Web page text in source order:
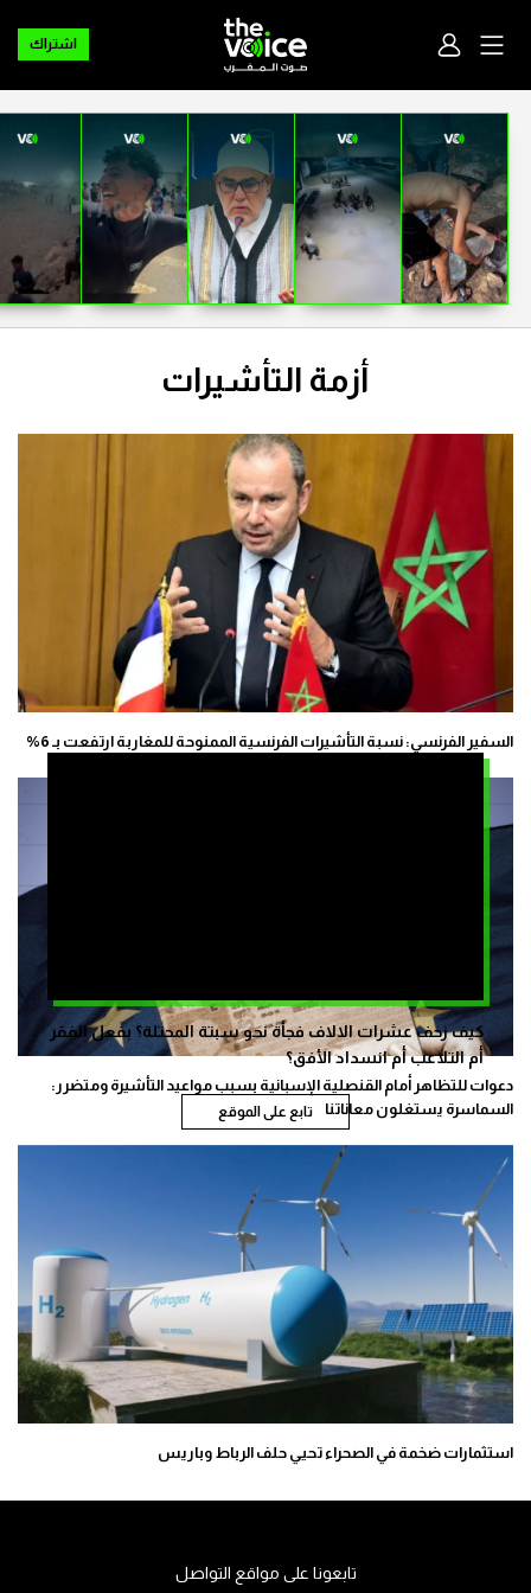
اشتراك
كيف زحف عشرات الالاف فجأة نحو سبتة المحتلة؟ بفعل الفقر
أم التلاعب أم انسداد الأفق؟
تابع على الموقع
أزمة التأشيرات
السفير الفرنسي: نسبة التأشيرات الفرنسية الممنوحة للمغاربة ارتفعت بـ 6%
دعوات للتظاهر أمام القنصلية الإسبانية بسبب مواعيد التأشيرة ومتضرر:
السماسرة يستغلون معاناتنا
استثمارات ضخمة في الصحراء تحيي حلف الرباط وباريس
تابعونا على مواقع التواصل